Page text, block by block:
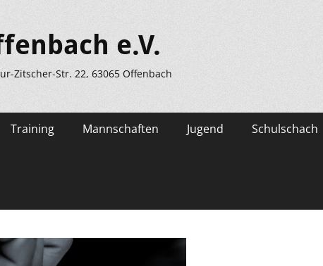
e.V.
Zitscher-Str. 22, 63065 Offenbach
Training Mannschaften Jugend Schulschach